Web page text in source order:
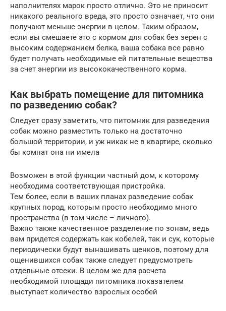
наполнителях марок просто отлично. Это не приносит
никакого реального вреда, это просто означает, что они
получают меньше энергии в целом. Таким образом,
если вы смешаете это с кормом для собак без зерен с
высоким содержанием белка, ваша собака все равно
будет получать необходимые ей питательные вещества
за счет энергии из высококачественного корма.
Как выбрать помещение для питомника
по разведению собак?
Следует сразу заметить, что питомник для разведения
собак можно разместить только на достаточно
большой территории, и уж никак не в квартире, сколько
бы комнат она ни имела
Возможен в этой функции частный дом, к которому
необходима соответствующая пристройка.
Тем более, если в ваших планах разведение собак
крупных пород, которым просто необходимо много
пространства (в том числе – личного).
Важно также качественное разделение по зонам, ведь
вам придется содержать как кобелей, так и сук, которые
периодически будут вынашивать щенков, поэтому для
ощенившихся собак также следует предусмотреть
отдельные отсеки. В целом же для расчета
необходимой площади питомника показателем
выступает количество взрослых особей